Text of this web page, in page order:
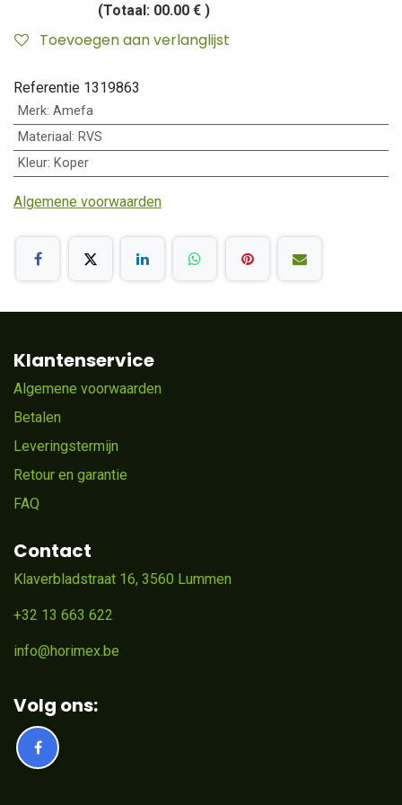
(Totaal: 00.00 € )
Toevoegen aan verlanglijst
Referentie 1319863
Merk: Amefa
Materiaal : RVS
Kleur: Koper
Algemene voorwaarden
Klantenservice
Algemene voorwaarden
Betalen
Leveringstermijn
Retour en garantie
FAQ
Contact
Klaverbladstraat 16, 3560 Lummen
+32 13 663 622
info@horimex.be
Volg ons: